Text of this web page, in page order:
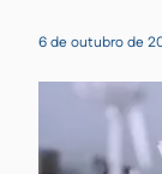
6 de outubro de